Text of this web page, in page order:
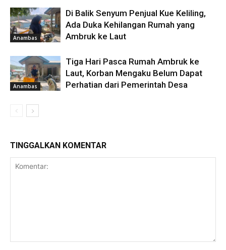
Anambas
Di Balik Senyum Penjual Kue Keliling,
Ada Duka Kehilangan Rumah yang
Ambruk ke Laut
Anambas
Tiga Hari Pasca Rumah Ambruk ke
Laut, Korban Mengaku Belum Dapat
Perhatian dari Pemerintah Desa
TINGGALKAN KOMENTAR